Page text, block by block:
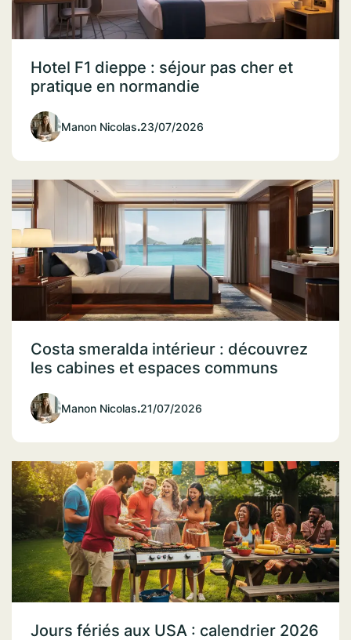
Hotel F1 dieppe : séjour pas cher et
pratique en normandie
Manon Nicolas.23/07/2026
Costa smeralda intérieur : découvrez
les cabines et espaces communs
Manon Nicolas.21/07/2026
Jours fériés aux USA : calendrier 2026